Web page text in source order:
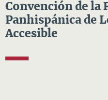
Convención de la
Panhispánica de
Accesible